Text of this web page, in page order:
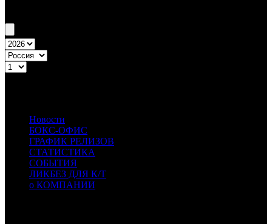
Новости
БОКС-ОФИС
ГРАФИК РЕЛИЗОВ
СТАТИСТИКА
СОБЫТИЯ
ЛИКБЕЗ ДЛЯ К/Т
о КОМПАНИИ